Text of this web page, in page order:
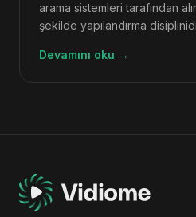
arama sistemleri tarafından
şekilde yapılandırma
Devamını oku →